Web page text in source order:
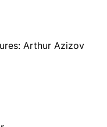
Arthur Azizov